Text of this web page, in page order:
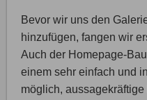
Bevor wir uns den
hinzufügen, fangen wir
Auch der Homepage-
einem sehr einfach und
möglich,